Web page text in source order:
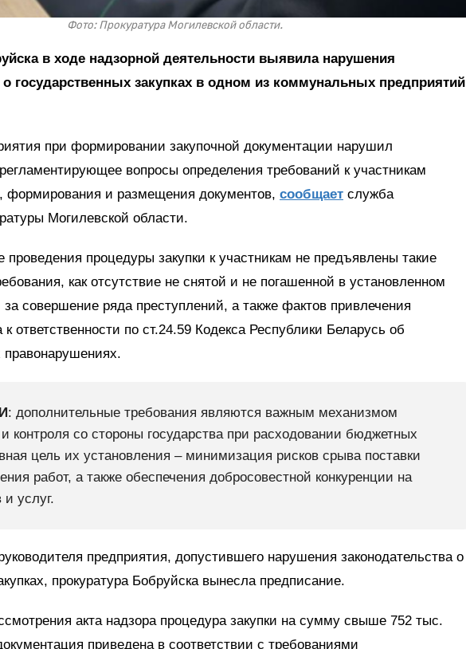
Фото: Прокуратура Могилевской области.
в ходе надзорной деятельности выявила нарушения
о государственных закупках в одном из коммунальных предприятий
при формировании закупочной документации нарушил
вопросы определения требований к участникам
формирования и размещения документов, сообщает служба
Могилевской области.
проведения процедуры закупки к участникам не предъявлены такие
как отсутствие не снятой и не погашенной в установленном
за совершение ряда преступлений, а также фактов привлечения
ответственности по ст.24.59 Кодекса Республики Беларусь об
: дополнительные требования являются важным механизмом
контроля со стороны государства при расходовании бюджетных
цель их установления – минимизация рисков срыва поставки
работ, а также обеспечения добросовестной конкуренции на
и услуг.
предприятия, допустившего нарушения законодательства о
прокуратура Бобруйска вынесла предписание.
акта надзора процедура закупки на сумму свыше 752 тыс.
приведена в соответствии с требованиями